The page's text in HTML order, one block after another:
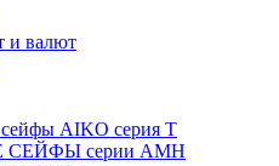
и валют
AIKO серия Т
серии AMH